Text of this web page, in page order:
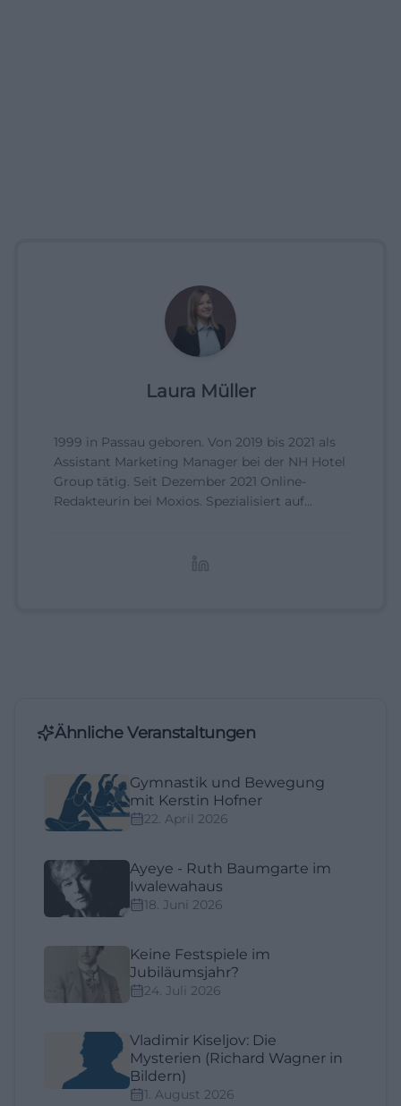
Laura Müller
1999 in Passau geboren. Von 2019 bis 2021 als
Assistant Marketing Manager bei der NH Hotel
Group tätig. Seit Dezember 2021 Online-
Redakteurin bei Moxios. Spezialisiert auf
Ähnliche Veranstaltungen
Gymnastik und Bewegung
mit Kerstin Hofner
22. April 2026
Ayeye - Ruth Baumgarte im
Iwalewahaus
18. Juni 2026
Keine Festspiele im
Jubiläumsjahr?
24. Juli 2026
Vladimir Kiseljov: Die
Mysterien (Richard Wagner in
Bildern)
1. August 2026